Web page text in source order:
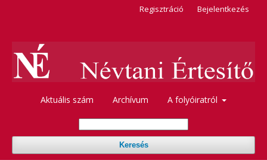
Aktuális szám Archívum A folyóiratról
Keresés
Regisztráció Bejelentkezés